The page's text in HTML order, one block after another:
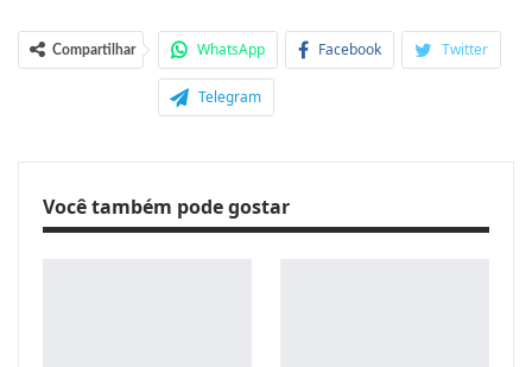
Compartilhar WhatsApp Facebook Twitter
Telegram
Você também pode gostar